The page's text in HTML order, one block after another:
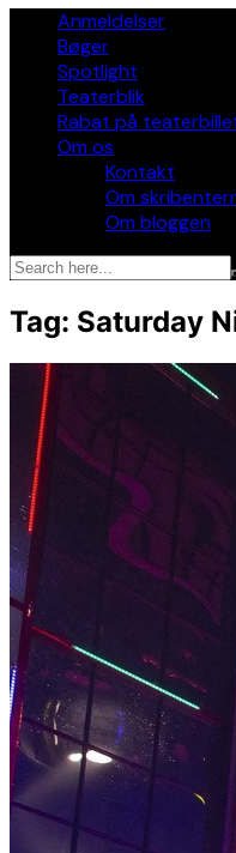
Anmeldelser
Bøger
Spotlight
Teaterblik
Rabat på
Om os
Kontakt
Om
Om bloggen
Tag: Saturday